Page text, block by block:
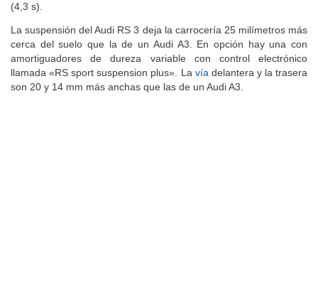
(4,3 s).
La suspensión del Audi RS 3 deja la carrocería 25 milímetros más
cerca del suelo que la de un Audi A3. En opción hay una con
amortiguadores de dureza variable con control electrónico
llamada «RS sport suspension plus». La víadelantera y la trasera
son 20 y 14 mm más anchas que las de un Audi A3.